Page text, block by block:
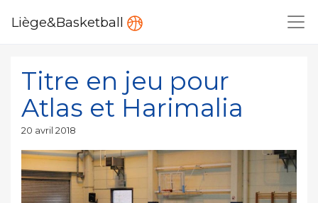
Liège&Basketball
Titre en jeu pour
Atlas et Harimalia
Publié
20 avril 2018